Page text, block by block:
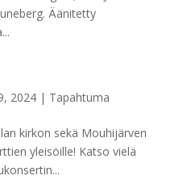
Äänitetty
2024| Tapahtuma
kirkon sekä Mouhijärven
yleisöille! Katso vielä